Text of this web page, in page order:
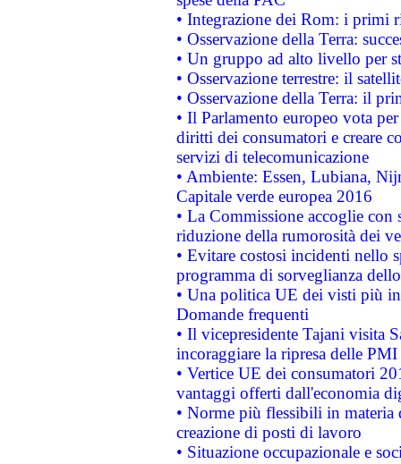
• Integrazione dei Rom: i primi
• Osservazione della Terra:
• Un gruppo ad alto livello per
• Osservazione terrestre: il
• Osservazione della Terra: il
• Il Parlamento europeo vota
diritti dei consumatori e creare
servizi di telecomunicazione
• Ambiente: Essen, Lubiana,
Capitale verde europea 2016
• La Commissione accoglie
riduzione della rumorosità dei
• Evitare costosi incidenti nello
programma di sorveglianza
• Una politica UE dei visti più
Domande frequenti
• Il vicepresidente Tajani visita
incoraggiare la ripresa delle
• Vertice UE dei consumatori
vantaggi offerti dall'economia
• Norme più flessibili in materia
creazione di posti di lavoro
• Situazione occupazionale e